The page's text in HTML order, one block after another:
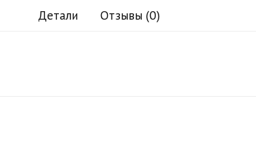
Детали Отзывы (0)